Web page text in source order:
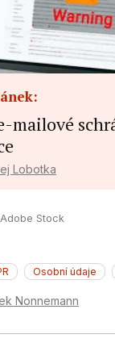
mailové
Lobotka
Stock
Osobní údaje
Nonnemann
personalised
personalised
performance